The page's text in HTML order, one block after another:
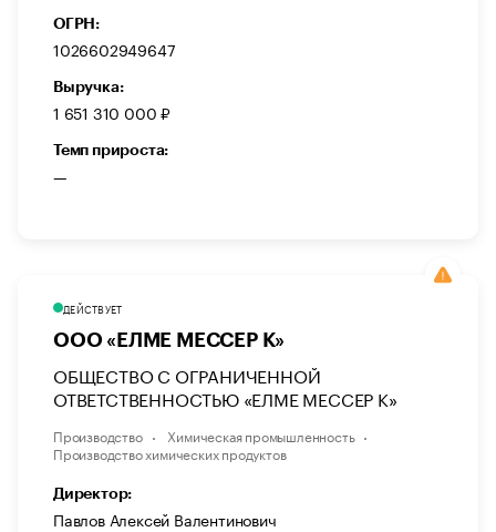
ОГРН:
1026602949647
Выручка:
1 651 310 000 ₽
Темп прироста:
—
ДЕЙСТВУЕТ
ООО «ЕЛМЕ МЕССЕР К»
ОБЩЕСТВО С ОГРАНИЧЕННОЙ
ОТВЕТСТВЕННОСТЬЮ «ЕЛМЕ МЕССЕР К»
Производство
Химическая промышленность
Производство химических продуктов
Директор:
Павлов Алексей Валентинович